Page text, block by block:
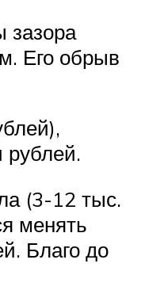
зазора
Его обрыв
рублей.
(3-12 тыс.
менять
Благо до